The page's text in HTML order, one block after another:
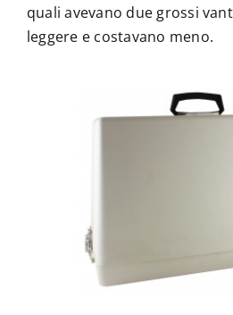
quali avevano due grossi
leggere e costavano meno.